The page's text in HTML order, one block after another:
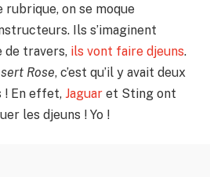
rubrique, on se moque
Ils s’imaginent
de travers, ils vont faire djeuns.
Rose, c’est qu’il y avait deux
! En effet, Jaguar et Sting ont
les djeuns ! Yo !